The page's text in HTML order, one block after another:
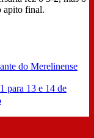
apito final.
do Merelinense
para 13 e 14 de